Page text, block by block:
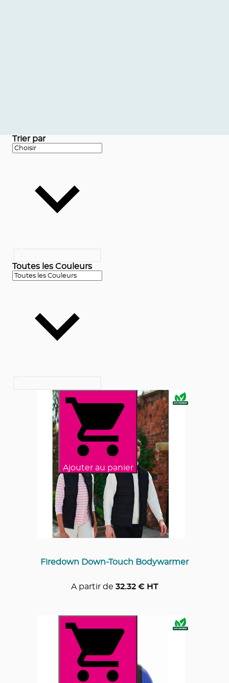
Trier par
Toutes les Couleurs
Ajouter au panier
Firedown Down-Touch Bodywarmer
A partir de 32.32€ HT